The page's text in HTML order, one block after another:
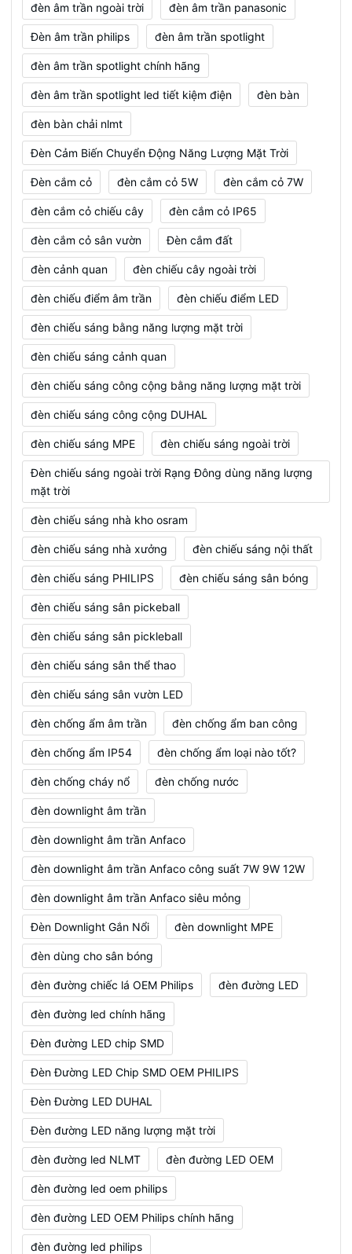
đèn âm trần ngoài trời đèn âm trần panasonic
Đèn âm trần philips đèn âm trần spotlight
đèn âm trần spotlight chính hãng
đèn âm trần spotlight led tiết kiệm điện đèn bàn
đèn bàn chải nlmt
Đèn Cảm Biến Chuyển Động Năng Lượng Mặt Trời
Đèn cắm cỏ đèn cắm cỏ 5W đèn cắm cỏ 7W
đèn cắm cỏ chiếu cây đèn cắm cỏ IP65
đèn cắm cỏ sân vườn Đèn cắm đất
đèn cảnh quan đèn chiếu cây ngoài trời
đèn chiếu điểm âm trần đèn chiếu điểm LED
đèn chiếu sáng bằng năng lượng mặt trời
đèn chiếu sáng cảnh quan
đèn chiếu sáng công cộng bằng năng lượng mặt trời
đèn chiếu sáng công cộng DUHAL
đèn chiếu sáng MPE đèn chiếu sáng ngoài trời
Đèn chiếu sáng ngoài trời Rạng Đông dùng năng lượng
mặt trời
đèn chiếu sáng nhà kho osram
đèn chiếu sáng nhà xưởng đèn chiếu sáng nội thất
đèn chiếu sáng PHILIPS đèn chiếu sáng sân bóng
đèn chiếu sáng sân pickeball
đèn chiếu sáng sân pickleball
đèn chiếu sáng sân thể thao
đèn chiếu sáng sân vườn LED
đèn chống ẩm âm trần đèn chống ẩm ban công
đèn chống ẩm IP54 đèn chống ẩm loại nào tốt?
đèn chống cháy nổ đèn chống nước
đèn downlight âm trần
đèn downlight âm trần Anfaco
đèn downlight âm trần Anfaco công suất 7W 9W 12W
đèn downlight âm trần Anfaco siêu mỏng
Đèn Downlight Gắn Nổi đèn downlight MPE
đèn dùng cho sân bóng
đèn đường chiếc lá OEM Philips đèn đường LED
đèn đường led chính hãng
Đèn đường LED chip SMD
Đèn Đường LED Chip SMD OEM PHILIPS
Đèn Đường LED DUHAL
Đèn đường LED năng lượng mặt trời
đèn đường led NLMT đèn đường LED OEM
đèn đường led oem philips
đèn đường LED OEM Philips chính hãng
đèn đường led philips